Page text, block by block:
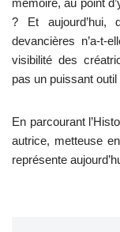
? Et aujourd’hui,
devancières n’a-
visibilité des
pas un puissant outil
En parcourant
autrice, metteuse
représente